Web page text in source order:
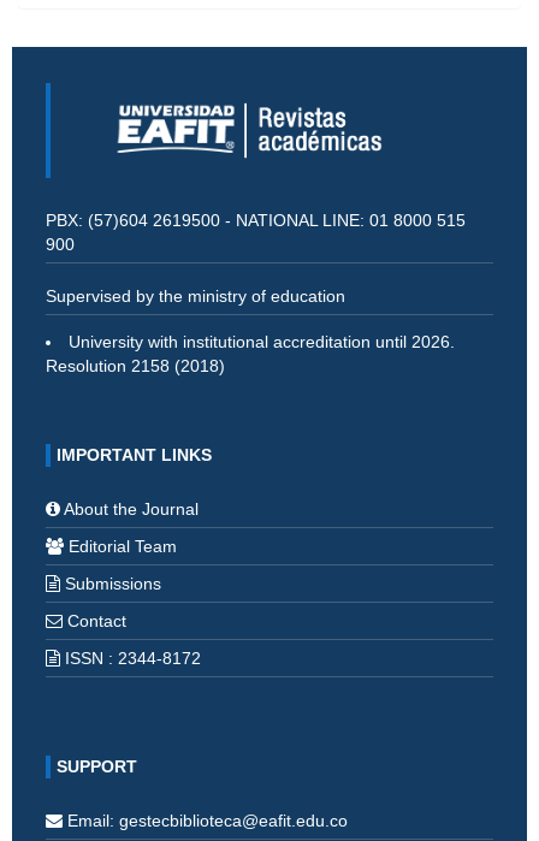
PBX: (57)604 2619500 - NATIONAL LINE: 01 8000 515
900
Supervised by the ministry of education
University with institutional accreditation until 2026.
Resolution 2158 (2018)
IMPORTANT LINKS
About the Journal
Editorial Team
Submissions
Contact
ISSN : 2344-8172
SUPPORT
Email: gestecbiblioteca@eafit.edu.co